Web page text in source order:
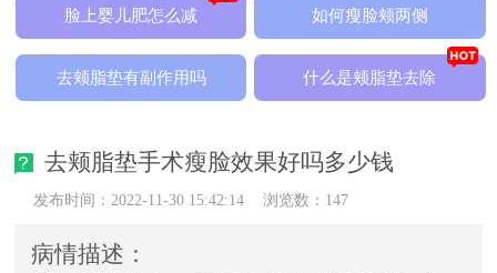
脸上婴儿肥怎么减 如何瘦脸颊两侧
去颊脂垫有副作用吗 什么是颊脂垫去除
去颊脂垫手术瘦脸效果好吗多少钱
发布时间：2022-11-30 15:42:14 浏览数：147
病情描述：